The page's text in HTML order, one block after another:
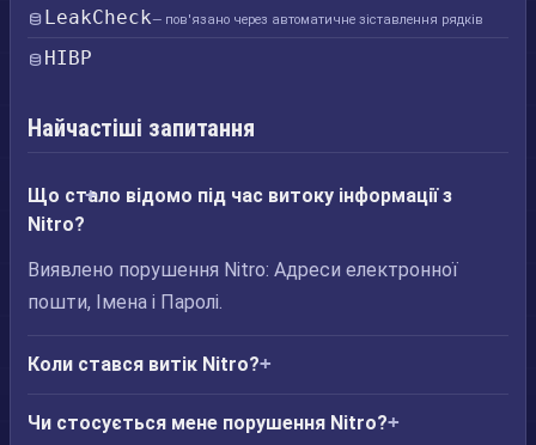
LeakCheck— пов'язано через автоматичне зіставлення рядків
HIBP
Найчастіші запитання
Що стало відомо під час витоку інформації з
Nitro?
Виявлено порушення Nitro: Адреси електронної
пошти, Імена і Паролі.
Коли стався витік Nitro?
Чи стосується мене порушення Nitro?